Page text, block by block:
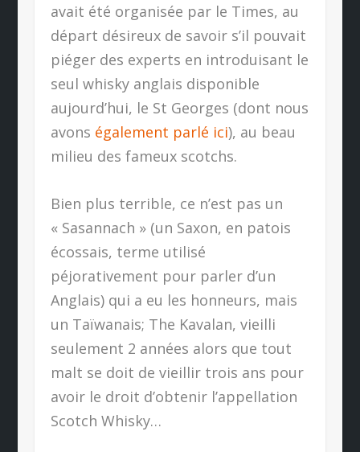
avait été organisée par le Times, au
départ désireux de savoir s’il pouvait
piéger des experts en introduisant le
seul whisky anglais disponible
aujourd’hui, le St Georges (dont nous
avons également parlé ici), au beau
milieu des fameux scotchs.
Bien plus terrible, ce n’est pas un
« Sasannach » (un Saxon, en patois
écossais, terme utilisé
péjorativement pour parler d’un
Anglais) qui a eu les honneurs, mais
un Taïwanais; The Kavalan, vieilli
seulement 2 années alors que tout
malt se doit de vieillir trois ans pour
avoir le droit d’obtenir l’appellation
Scotch Whisky…